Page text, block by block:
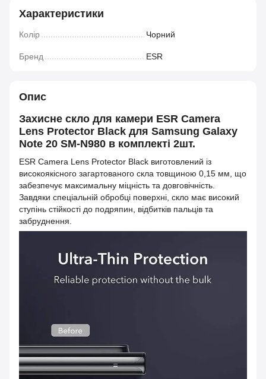
Характеристики
Колір Чорний
Бренд ESR
Опис
Захисне скло для камери ESR Camera
Lens Protector Black для Samsung Galaxy
Note 20 SM-N980 в комплекті 2шт.
ESR Camera Lens Protector Black виготовлений із
високоякісного загартованого скла товщиною 0,15 мм, що
забезпечує максимальну міцність та довговічність.
Завдяки спеціальній обробці поверхні, скло має високий
ступінь стійкості до подряпин, відбитків пальців та
забруднення.